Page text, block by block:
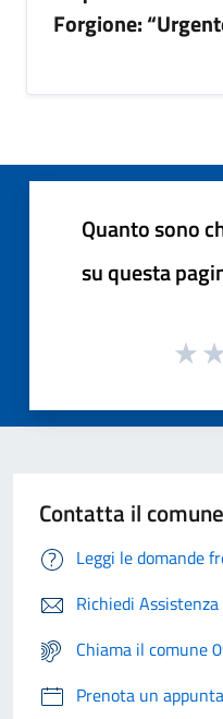
Forgione:
Quanto sono
su questa
Contatta il comune
Leggi le domande
Richiedi Assistenza
Chiama il comune
Prenota un